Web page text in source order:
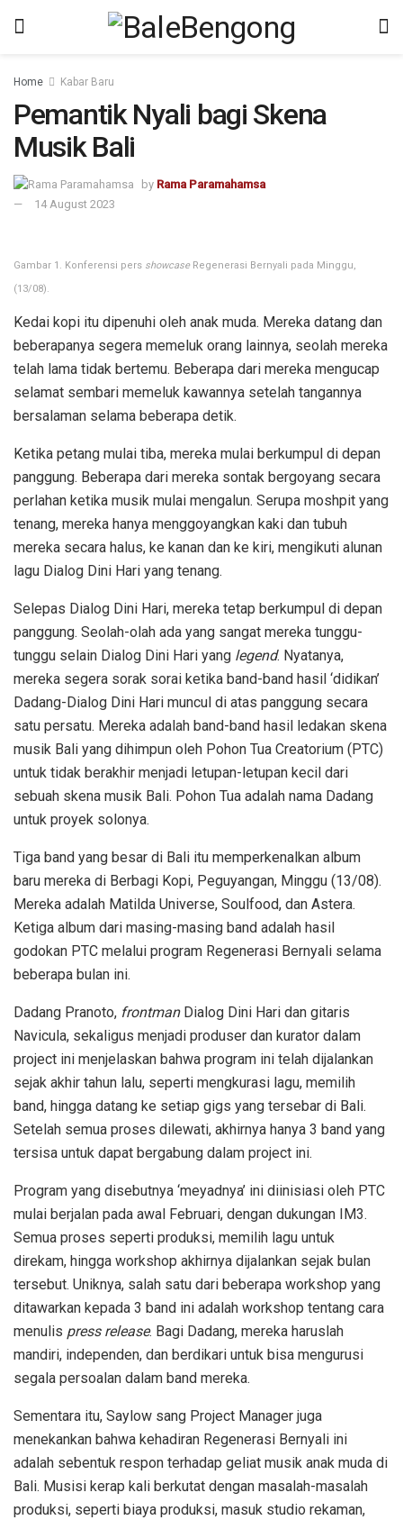
Home Kabar Baru
Pemantik Nyali bagi Skena
Musik Bali
by Rama Paramahamsa
14 August 2023
Gambar 1. Konferensi pers showcase Regenerasi Bernyali pada Minggu,
(13/08).
Kedai kopi itu dipenuhi oleh anak muda. Mereka datang dan
beberapanya segera memeluk orang lainnya, seolah mereka
telah lama tidak bertemu. Beberapa dari mereka mengucap
selamat sembari memeluk kawannya setelah tangannya
bersalaman selama beberapa detik.
Ketika petang mulai tiba, mereka mulai berkumpul di depan
panggung. Beberapa dari mereka sontak bergoyang secara
perlahan ketika musik mulai mengalun. Serupa moshpit yang
tenang, mereka hanya menggoyangkan kaki dan tubuh
mereka secara halus, ke kanan dan ke kiri, mengikuti alunan
lagu Dialog Dini Hari yang tenang.
Selepas Dialog Dini Hari, mereka tetap berkumpul di depan
panggung. Seolah-olah ada yang sangat mereka tunggu-
tunggu selain Dialog Dini Hari yang legend. Nyatanya,
mereka segera sorak sorai ketika band-band hasil ‘didikan’
Dadang-Dialog Dini Hari muncul di atas panggung secara
satu persatu. Mereka adalah band-band hasil ledakan skena
musik Bali yang dihimpun oleh Pohon Tua Creatorium (PTC)
untuk tidak berakhir menjadi letupan-letupan kecil dari
sebuah skena musik Bali. Pohon Tua adalah nama Dadang
untuk proyek solonya.
Tiga band yang besar di Bali itu memperkenalkan album
baru mereka di Berbagi Kopi, Peguyangan, Minggu (13/08).
Mereka adalah Matilda Universe, Soulfood, dan Astera.
Ketiga album dari masing-masing band adalah hasil
godokan PTC melalui program Regenerasi Bernyali selama
beberapa bulan ini.
Dadang Pranoto, frontmanDialog Dini Hari dan gitaris
Navicula, sekaligus menjadi produser dan kurator dalam
project ini menjelaskan bahwa program ini telah dijalankan
sejak akhir tahun lalu, seperti mengkurasi lagu, memilih
band, hingga datang ke setiap gigs yang tersebar di Bali.
Setelah semua proses dilewati, akhirnya hanya 3 band yang
tersisa untuk dapat bergabung dalam project ini.
Program yang disebutnya ‘meyadnya’ ini diinisiasi oleh PTC
mulai berjalan pada awal Februari, dengan dukungan IM3.
Semua proses seperti produksi, memilih lagu untuk
direkam, hingga workshop akhirnya dijalankan sejak bulan
tersebut. Uniknya, salah satu dari beberapa workshop yang
ditawarkan kepada 3 band ini adalah workshop tentang cara
menulis press release. Bagi Dadang, mereka haruslah
mandiri, independen, dan berdikari untuk bisa mengurusi
segala persoalan dalam band mereka.
Sementara itu, Saylow sang Project Manager juga
menekankan bahwa kehadiran Regenerasi Bernyali ini
adalah sebentuk respon terhadap geliat musik anak muda di
Bali. Musisi kerap kali berkutat dengan masalah-masalah
produksi, seperti biaya produksi, masuk studio rekaman,